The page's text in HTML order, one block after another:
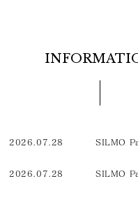
2026.07.28 SILMO
2026.07.28 SILMO